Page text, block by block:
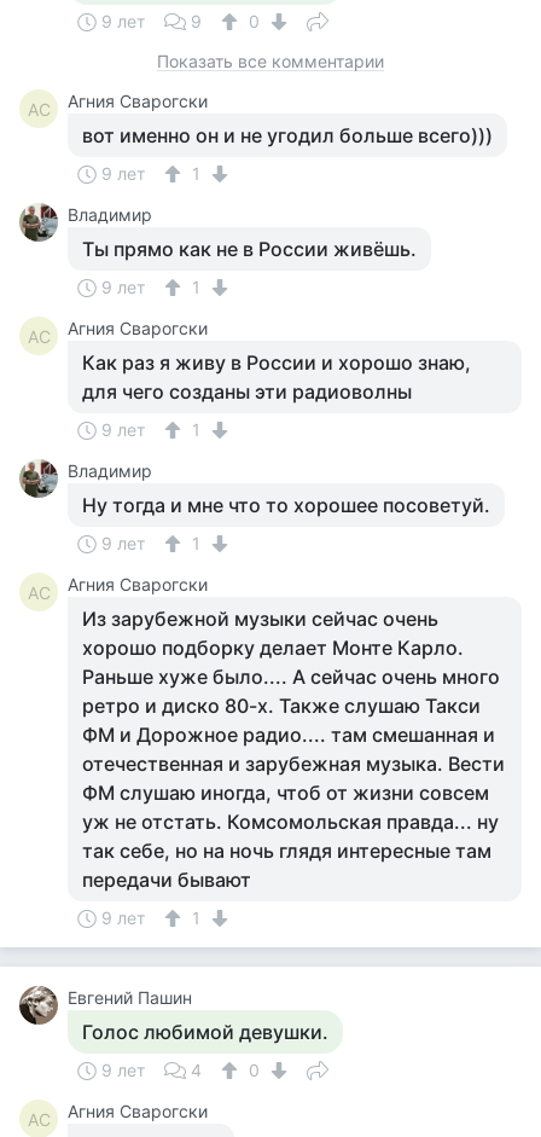
9 лет 9
0
Показать все комментарии
АС Агния Сварогски
вот именно он и не угодил больше всего)))
9 лет
1
Владимир
Ты прямо как не в России живёшь.
9 лет 1
АС Агния Сварогски
Как раз я живу в России и хорошо знаю,
для чего созданы эти радиоволны
9 лет
1
Владимир
Ну тогда и мне что то хорошее посоветуй.
9 лет 1
АС Агния Сварогски
Из зарубежной музыки сейчас очень
хорошо подборку делает Монте Карло.
Раньше хуже было.... А сейчас очень много
ретро и диско 80-х. Также слушаю Такси
ФМ и Дорожное радио.... там смешанная и
отечественная и зарубежная музыка. Вести
ФМ слушаю иногда, чтоб от жизни совсем
уж не отстать. Комсомольская правда... ну
так себе, но на ночь глядя интересные там
передачи бывают
9 лет 1
Евгений Пашин
Голос любимой девушки.
9 лет 4 0
АС Агния Сварогски